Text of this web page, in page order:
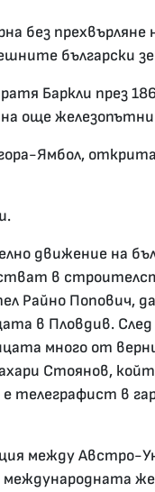
без прехвърляне
български
Баркли през
още
Ямбол,
движение на
в
Райно Попович,
в Пловдив.
много от
Стоянов,
в
между Австро-
международната